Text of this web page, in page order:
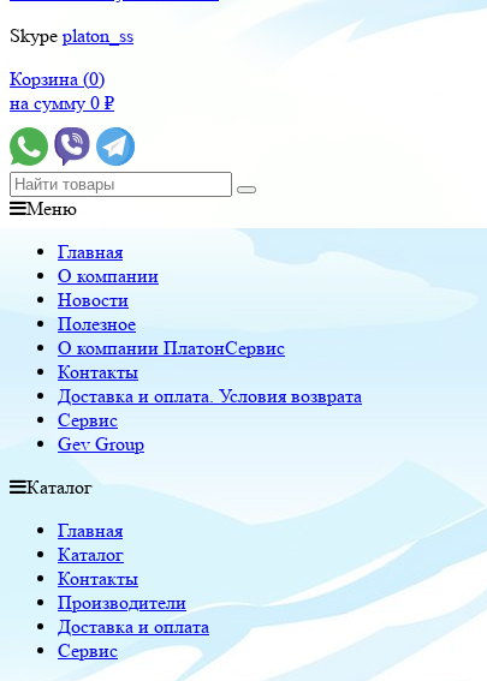
Skype platon_ss
Корзина (0)
на сумму 0 ₽
Меню
Главная
О компании
Новости
Полезное
О компании ПлатонСервис
Контакты
Доставка и оплата. Условия возврата
Сервис
Gev Group
Каталог
Главная
Каталог
Контакты
Производители
Доставка и оплата
Сервис